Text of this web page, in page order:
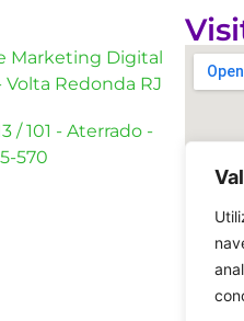
Marketing Digital
Volta Redonda RJ
/ 101 - Aterrado -
570